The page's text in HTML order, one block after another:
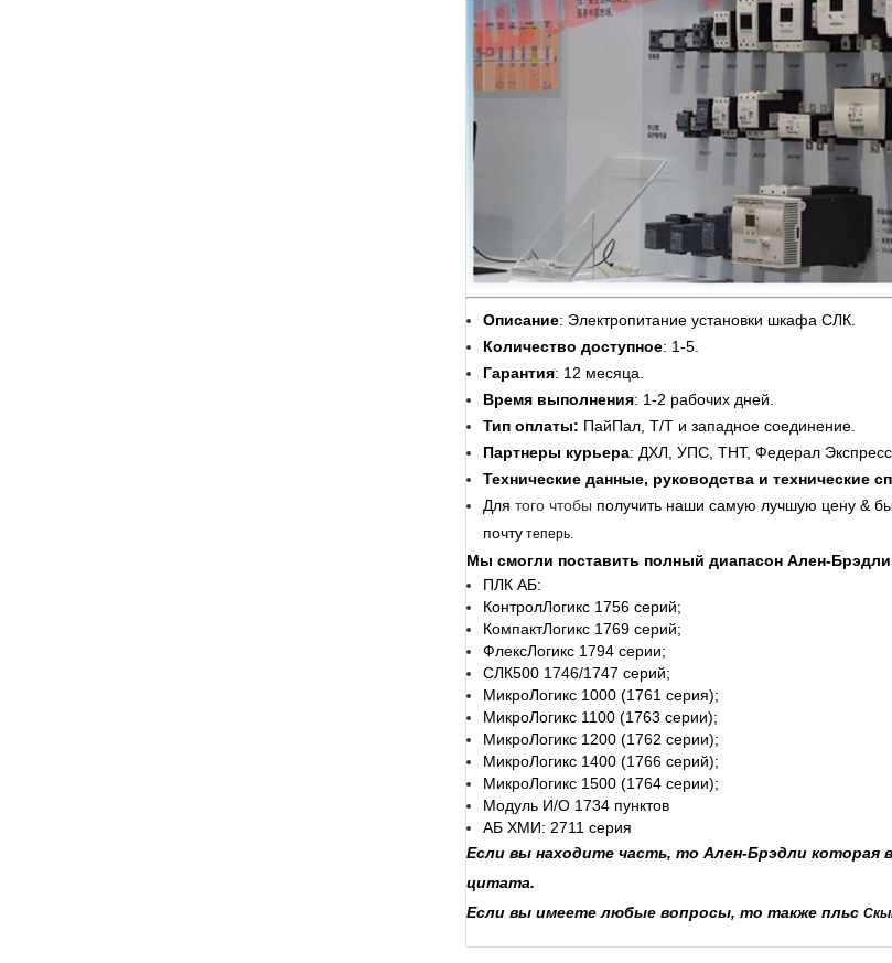
Описание: Электропитание установки шкафа СЛК.
Количество доступное: 1-5.
Гарантия: 12 месяца.
Время выполнения: 1-2 рабочих дней.
Тип оплаты: ПайПал, Т/Т и западное соединение.
Партнеры курьера: ДХЛ, УПС, ТНТ, Федерал
Технические данные, руководства и технические
Для того чтобы получить наши самую лучшую цену &
почту теперь.
Мы смогли поставить полный диапасон Ален-
ПЛК АБ:
КонтролЛогикс 1756 серий;
КомпактЛогикс 1769 серий;
ФлексЛогикс 1794 серии;
СЛК500 1746/1747 серий;
МикроЛогикс 1000 (1761 серия);
МикроЛогикс 1100 (1763 серии);
МикроЛогикс 1200 (1762 серии);
МикроЛогикс 1400 (1766 серий);
МикроЛогикс 1500 (1764 серии);
Модуль И/О 1734 пунктов
АБ ХМИ: 2711 серия
Если вы находите часть, то Ален-Брэдли которая
цитата.
Если вы имеете любые вопросы, то также пльс